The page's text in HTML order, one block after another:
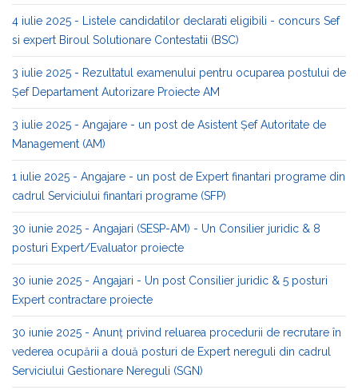
4 iulie 2025 - Listele candidatilor declarati eligibili - concurs Sef
si expert Biroul Solutionare Contestatii (BSC)
3 iulie 2025 - Rezultatul examenului pentru ocuparea postului de
Șef Departament Autorizare Proiecte AM
3 iulie 2025 - Angajare - un post de Asistent Șef Autoritate de
Management (AM)
1 iulie 2025 - Angajare - un post de Expert finantari programe din
cadrul Serviciului finantari programe (SFP)
30 iunie 2025 - Angajari (SESP-AM) - Un Consilier juridic & 8
posturi Expert/Evaluator proiecte
30 iunie 2025 - Angajari - Un post Consilier juridic & 5 posturi
Expert contractare proiecte
30 iunie 2025 - Anunț privind reluarea procedurii de recrutare în
vederea ocupării a două posturi de Expert nereguli din cadrul
Serviciului Gestionare Nereguli (SGN)